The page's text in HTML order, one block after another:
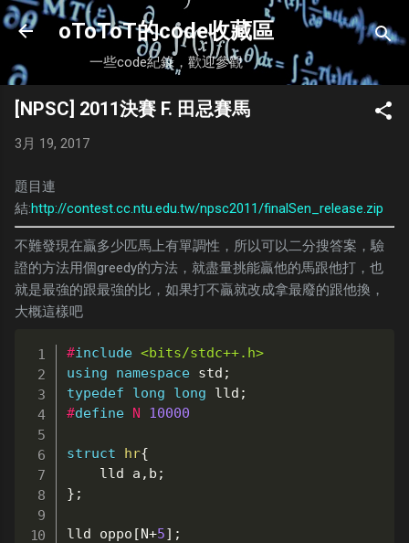
跳到主要內容
oToToT的code收藏區
一些code紀錄，歡迎參觀
[NPSC] 2011決賽 F. 田忌賽馬
3月 19, 2017
題目連
結:http://contest.cc.ntu.edu.tw/npsc2011/finalSen_release.zip
不難發現在贏多少匹馬上有單調性，所以可以二分搜答案，驗
證的方法用個greedy的方法，就盡量挑能贏他的馬跟他打，也
就是最強的跟最強的比，如果打不贏就改成拿最廢的跟他換，
大概這樣吧
#include <bits/stdc++.h>
using
namespace std ;
typedef
long long lld ;
#define N 10000
struct hr{
	lld a
, b ;
} ;
lld oppo [N+5] ;